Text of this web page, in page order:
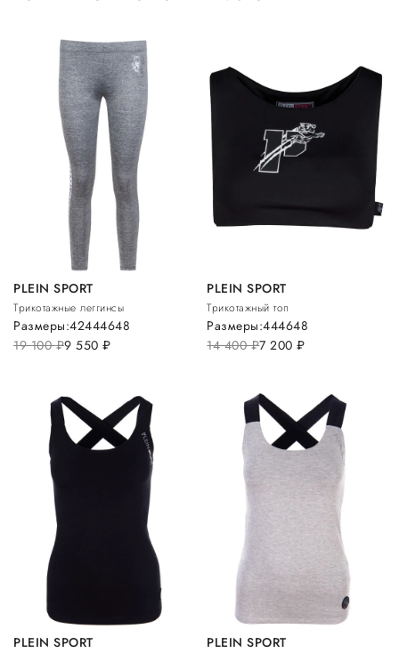
PLEIN SPORT
Трикотажные леггинсы
19 100руб.9 550 руб.
Размеры:42444648
PLEIN SPORT
Трикотажный топ
14 400руб.7 200руб.
Размеры:444648
PLEIN SPORT PLEIN SPORT